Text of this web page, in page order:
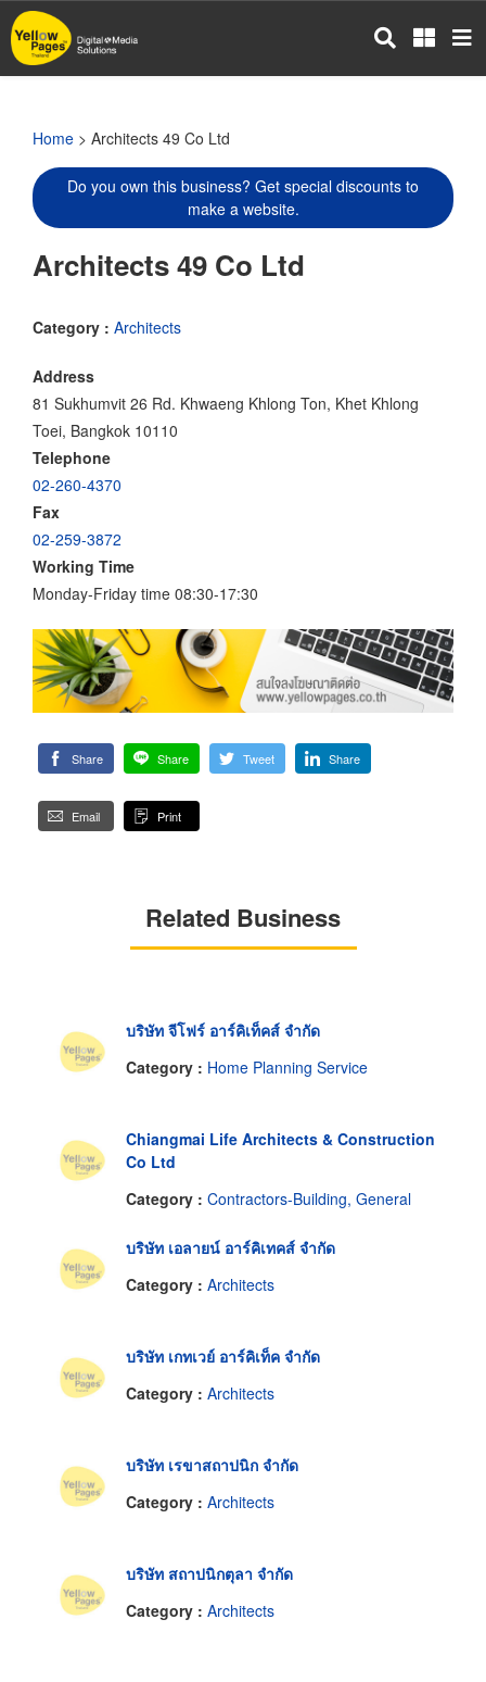
Skip
to
main
Home > Architects 49 Co Ltd
Do you own this business? Get special discounts to
make a website.
Architects 49 Co Ltd
Category : Architects
Address
81 Sukhumvit 26 Rd. Khwaeng Khlong Ton, Khet Khlong
Toei, Bangkok 10110
Telephone
02-260-4370
Fax
02-259-3872
Working Time
Monday-Friday time 08:30-17:30
Share Share Tweet Share
Email Print
Related Business
บริษัท จีโฟร์ อาร์คิเท็คส์ จำกัด
Category : Home Planning Service
Chiangmai Life Architects & Construction
Co Ltd
Category : Contractors-Building, General
บริษัท เอลายน์ อาร์คิเทคส์ จำกัด
Category : Architects
บริษัท เกทเวย์ อาร์คิเท็ค จำกัด
Category : Architects
บริษัท เรขาสถาปนิก จำกัด
Category : Architects
บริษัท สถาปนิกตุลา จำกัด
Category : Architects